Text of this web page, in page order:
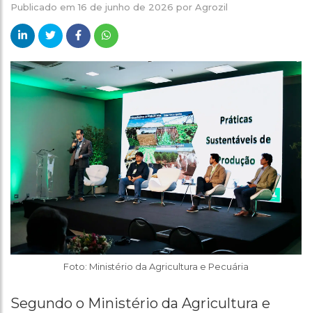
Publicado em16 de junho de 2026 por Agrozil
Foto: Ministério da Agricultura e Pecuária
Segundo o Ministério da Agricultura e